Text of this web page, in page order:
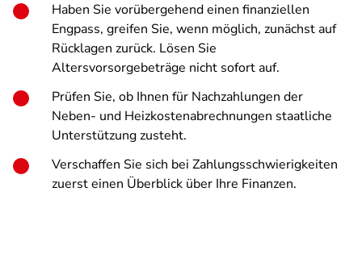
Haben Sie vorübergehend einen finanziellen
Engpass, greifen Sie, wenn möglich, zunächst auf
Rücklagen zurück. Lösen Sie
Altersvorsorgebeträge nicht sofort auf.
Prüfen Sie, ob Ihnen für Nachzahlungen der
Neben- und Heizkostenabrechnungen staatliche
Unterstützung zusteht.
Verschaffen Sie sich bei Zahlungsschwierigkeiten
zuerst einen Überblick über Ihre Finanzen.